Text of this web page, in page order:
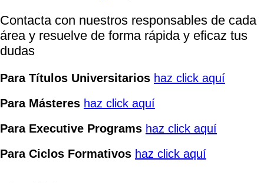
Contacta con nuestros responsables de cada
área y resuelve de forma rápida y eficaz tus
dudas
Para Títulos Universitarios haz click aquí
Para Másteres haz click aquí
Para Executive Programs haz click aquí
Para Ciclos Formativos haz click aquí